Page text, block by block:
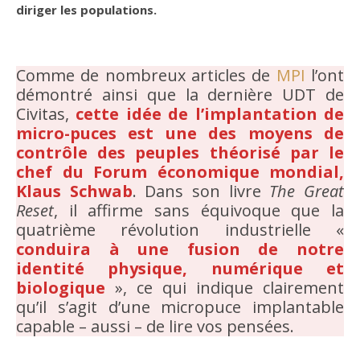
diriger les populations.
Comme de nombreux articles de MPI l’ont
démontré ainsi que la dernière UDT de
Civitas, cette idée de l’implantation de
micro-puces est une des moyens de
contrôle des peuples théorisé par le
chef du Forum économique mondial,
Klaus Schwab. Dans son livre The Great
Reset, il affirme sans équivoque que la
quatrième révolution industrielle «
conduira à une fusion de notre
identité physique, numérique et
biologique », ce qui indique clairement
qu’il s’agit d’une micropuce implantable
capable – aussi – de lire vos pensées.